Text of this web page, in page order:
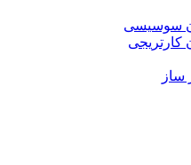
سوسیسی
کارتریجی